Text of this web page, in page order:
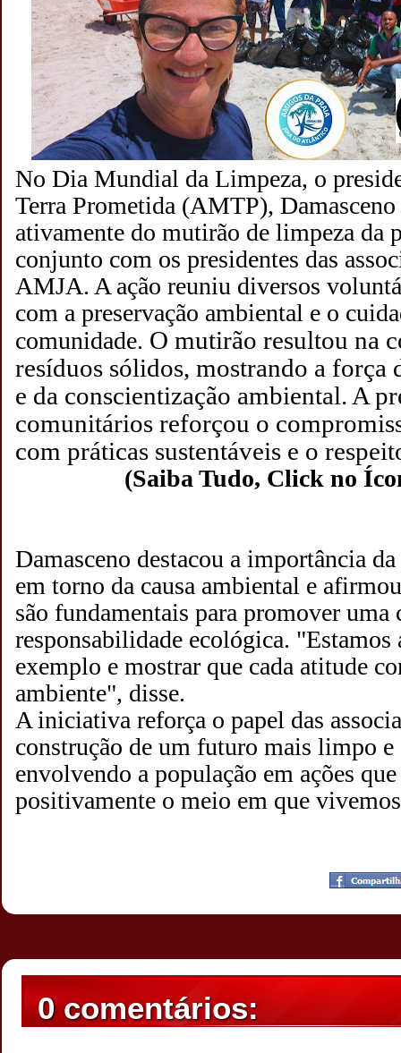
No Dia Mundial da Limpeza, o
Terra Prometida (AMTP),
ativamente do mutirão de limpeza da
conjunto com os presidentes das
AMJA. A ação reuniu diversos
com a preservação ambiental e o
comunidade. O mutirão resultou na
resíduos sólidos, mostrando a
e da conscientização ambiental. A
comunitários reforçou o
com práticas sustentáveis e o
(Saiba Tudo, Click no
Damasceno destacou a importância
em torno da causa ambiental e
são fundamentais para promover uma
responsabilidade ecológica. "Estamos
exemplo e mostrar que cada atitude
ambiente", disse.
A iniciativa reforça o papel das
construção de um futuro mais limpo e
envolvendo a população em ações
positivamente o meio em que
22:51
0 comentários: